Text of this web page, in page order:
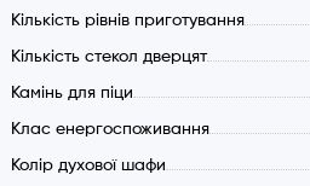
Мережевий кабель з вилкою VDE
Діапазон температур 50 – 275 °С
Енергетична ефективність А
Верхній + нижній жар
Кількість рівнів приготування
Кількість стекол дверцят
Камінь для піци
Клас енергоспоживання
Колір духової шафи